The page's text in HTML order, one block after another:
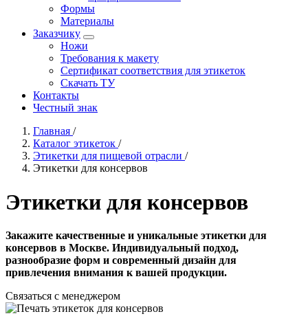
Формы
Материалы
Заказчику
Ножи
Требования к макету
Сертификат соответствия для этикеток
Скачать ТУ
Контакты
Честный знак
Главная /
Каталог этикеток /
Этикетки для пищевой отрасли /
Этикетки для консервов
Этикетки для консервов
Закажите качественные и уникальные этикетки для
консервов в Москве. Индивидуальный подход,
разнообразие форм и современный дизайн для
привлечения внимания к вашей продукции.
Связаться с менеджером